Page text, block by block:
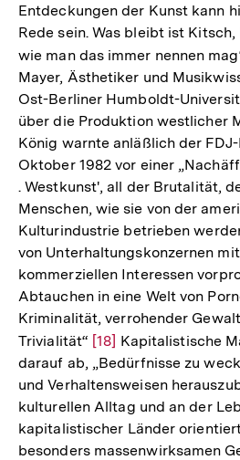
Entdeckungen der Kunst kann
Rede sein. Was bleibt ist
wie man das immer nennen
Mayer, Ästhetiker und
Ost-Berliner Humboldt-
über die Produktion westlicher
König warnte anläßlich der
Oktober 1982 vor einer
. Westkunst', all der Brutalität,
Menschen, wie sie von der
Kulturindustrie betrieben
von Unterhaltungskonzernen
kommerziellen Interessen
Abtauchen in eine Welt von
Kriminalität, verrohender
Trivialität“ Zur
Auflösung
der
Fußnote
[18] Kapitalistische
darauf ab, „Bedürfnisse zu
und Verhaltensweisen
kulturellen Alltag und an der
kapitalistischer Länder
besonders massenwirksamen